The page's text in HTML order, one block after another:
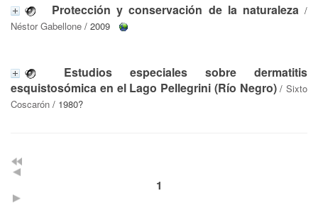
Protección y conservación de la naturaleza/
Néstor Gabellone / 2009
Estudios especiales sobre dermatitis
esquistosómica en el Lago Pellegrini (Río Negro)/ Sixto
Coscarón / 1980?
1